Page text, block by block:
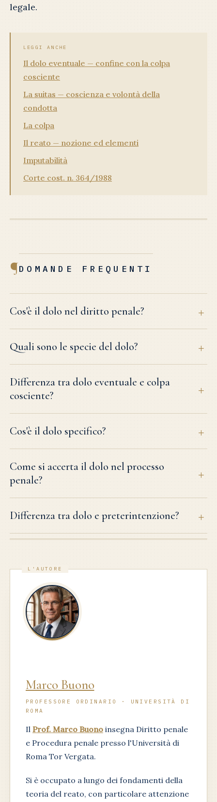
legale.
LEGGI ANCHE
Il dolo eventuale — confine con la colpa
cosciente
La suitas — coscienza e volontà della
condotta
La colpa
Il reato — nozione ed elementi
Imputabilità
Corte cost. n. 364/1988
¶DOMANDE FREQUENTI
Cos'è il dolo nel diritto penale?
Quali sono le specie del dolo?
Differenza tra dolo eventuale e colpa
cosciente?
Cos'è il dolo specifico?
Come si accerta il dolo nel processo
penale?
Differenza tra dolo e preterintenzione?
Marco Buono
PROFESSORE ORDINARIO · UNIVERSITÀ DI
ROMA
Il Prof. Marco Buono insegna Diritto penale
e Procedura penale presso l'Università di
Roma Tor Vergata.
Si è occupato a lungo dei fondamenti della
teoria del reato, con particolare attenzione